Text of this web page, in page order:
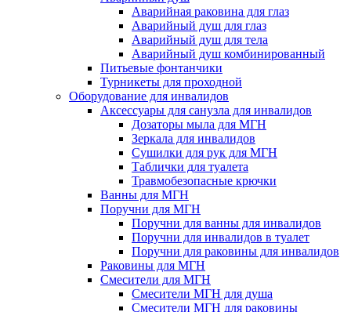
Аварийная раковина для глаз
Аварийный душ для глаз
Аварийный душ для тела
Аварийный душ комбинированный
Питьевые фонтанчики
Турникеты для проходной
Оборудование для инвалидов
Аксессуары для санузла для инвалидов
Дозаторы мыла для МГН
Зеркала для инвалидов
Сушилки для рук для МГН
Таблички для туалета
Травмобезопасные крючки
Ванны для МГН
Поручни для МГН
Поручни для ванны для инвалидов
Поручни для инвалидов в туалет
Поручни для раковины для инвалидов
Раковины для МГН
Смесители для МГН
Смесители МГН для душа
Смесители МГН для раковины